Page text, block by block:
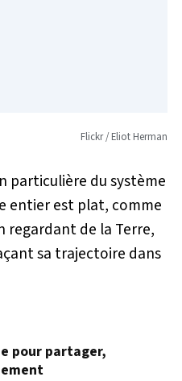
Flickr / Eliot Herman
particulière du système
entier est plat, comme
regardant de la Terre,
sa trajectoire dans
pour partager,